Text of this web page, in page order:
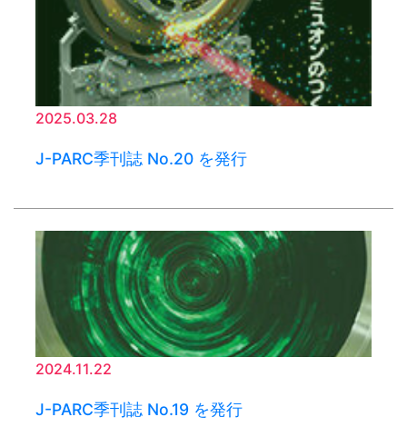
2025.03.28
J-PARC季刊誌 No.20 を発行
2024.11.22
J-PARC季刊誌 No.19 を発行